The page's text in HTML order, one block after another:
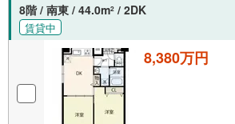
8階 / 南東 / 44.0m2 / 2DK
賃貸中
8,380万円